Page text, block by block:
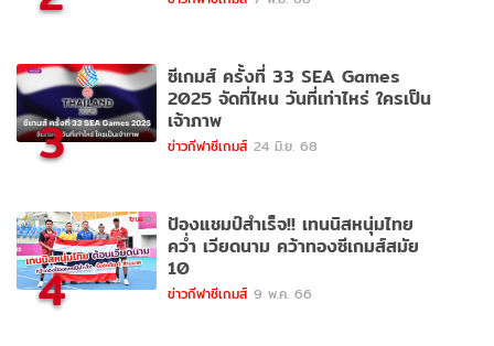
3
ซีเกมส์ ครั้งที่ 33 SEA Games
2025 จัดที่ไหน วันที่เท่าไหร่ ใครเป็น
เจ้าภาพ
ข่าวกีฬาซีเกมส์ 24 มิ.ย. 68
4
ป้องแชมป์สำเร็จ!! เทนนิสหนุ่มไทย
คว่ำ เวียดนาม คว้าทองซีเกมส์สมัย
10
ข่าวกีฬาซีเกมส์ 9 พ.ค. 66